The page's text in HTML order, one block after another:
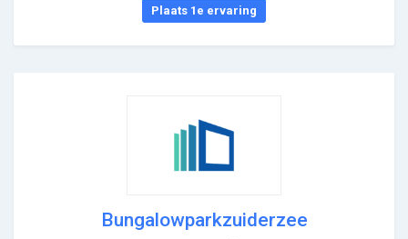
Plaats 1e ervaring
Bungalowparkzuiderzee